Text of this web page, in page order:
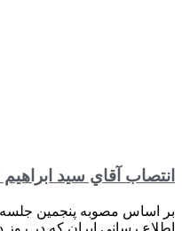
انتصاب آقاي سيد
بر اساس مصوبه پنجمين جلسه